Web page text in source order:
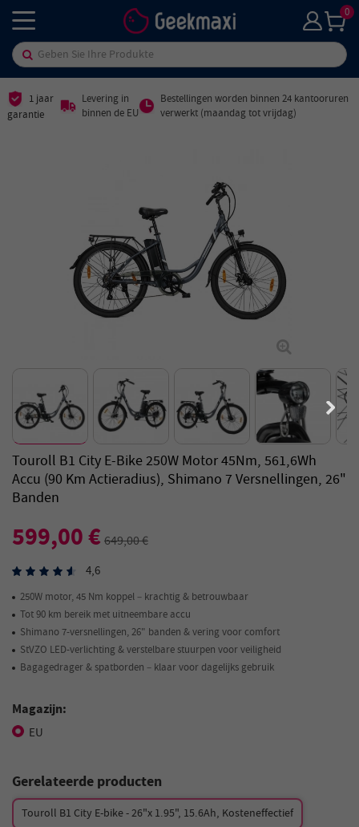
0
1 jaar
garantie
Levering in
binnen de EU
Bestellingen worden binnen 24 kantooruren
verwerkt (maandag tot vrijdag)
Touroll B1 City E-Bike 250W Motor 45Nm, 561,6Wh
Accu (90 Km Actieradius), Shimano 7 Versnellingen, 26"
Banden
599,00 €649,00 €
4,6
250W motor, 45 Nm koppel – krachtig & betrouwbaar
Tot 90 km bereik met uitneembare accu
Shimano 7-versnellingen, 26" banden & vering voor comfort
StVZO LED-verlichting & verstelbare stuurpen voor veiligheid
Bagagedrager & spatborden – klaar voor dagelijks gebruik
Magazijn:
EU
Gerelateerde producten
Touroll B1 City E-bike - 26"x 1.95", 15.6Ah, Kosteneffectief